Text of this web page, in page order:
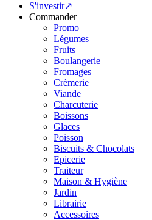
S'investir↗
Commander
Promo
Légumes
Fruits
Boulangerie
Fromages
Crèmerie
Viande
Charcuterie
Boissons
Glaces
Poisson
Biscuits & Chocolats
Epicerie
Traiteur
Maison & Hygiène
Jardin
Librairie
Accessoires